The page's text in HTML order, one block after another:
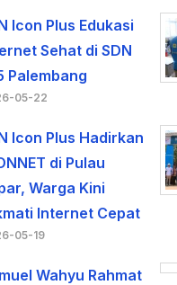
Icon Plus Edukasi
Sehat di SDN
Palembang
05-22
Icon Plus Hadirkan
di Pulau
Warga Kini
Internet Cepat
05-19
Wahyu Rahmat